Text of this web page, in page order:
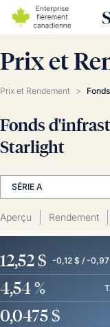
Prix et
Prix et Rendement >
Fonds
Starlight
SÉRIE A
Aperçu Rendement
12,52 $ -0,12 $ / -
4,54 %
0,0475 $